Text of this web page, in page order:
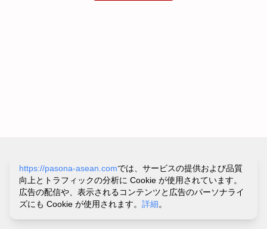
https://pasona-asean.comでは、サービスの提供および品質
向上とトラフィックの分析に Cookie が使用されています。
広告の配信や、表示されるコンテンツと広告のパーソナライ
ズにも Cookie が使用されます。 詳細。
サイトポリシー&プライバシーポリシー
利用規約
お問い合わせ・ヘルプ
© PASONA VIETNAM CO.,LTD.